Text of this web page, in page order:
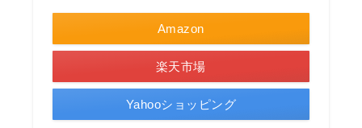
Amazon
楽天市場
Yahooショッピング